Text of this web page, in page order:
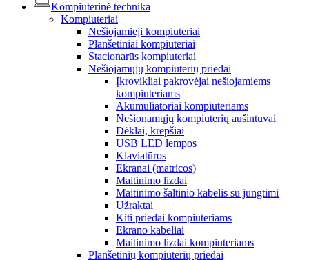
Kompiuterinė technika
Kompiuteriai
Nešiojamieji kompiuteriai
Planšetiniai kompiuteriai
Stacionarūs kompiuteriai
Nešiojamųjų kompiuterių priedai
Įkrovikliai pakrovėjai nešiojamiems
kompiuteriams
Akumuliatoriai kompiuteriams
Nešionamųjų kompiuterių aušintuvai
Dėklai, krepšiai
USB LED lempos
Klaviatūros
Ekranai (matricos)
Maitinimo lizdai
Maitinimo šaltinio kabelis su jungtimi
Užraktai
Kiti priedai kompiuteriams
Ekrano kabeliai
Maitinimo lizdai kompiuteriams
Planšetinių kompiuterių priedai